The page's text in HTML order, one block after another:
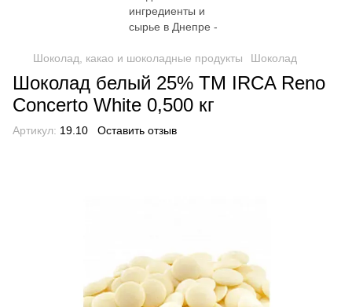
Шоколад, какао и шоколадные продукты Шоколад
Шоколад белый 25% TM IRCA Reno
Concerto White 0,500 кг
Артикул: 19.10 Оставить отзыв